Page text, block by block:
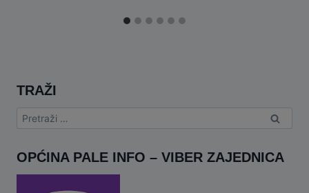
TRAŽI
Pretraga:
OPĆINA PALE INFO – VIBER ZAJEDNICA